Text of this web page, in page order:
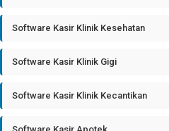
Software Kasir Klinik Kesehatan
Software Kasir Klinik Gigi
Software Kasir Klinik Kecantikan